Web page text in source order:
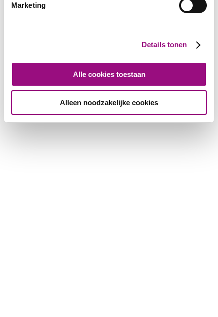
Marketing
Details tonen
Alle cookies toestaan
Alleen noodzakelijke cookies